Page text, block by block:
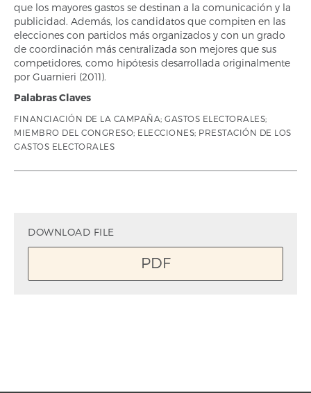
que los mayores gastos se destinan a la comunicación y la
publicidad. Además, los candidatos que compiten en las
elecciones con partidos más organizados y con un grado
de coordinación más centralizada son mejores que sus
competidores, como hipótesis desarrollada originalmente
por Guarnieri (2011).
Palabras Claves
FINANCIACIÓN DE LA CAMPAÑA; GASTOS ELECTORALES;
MIEMBRO DEL CONGRESO; ELECCIONES; PRESTACIÓN DE LOS
GASTOS ELECTORALES
DOWNLOAD FILE
PDF